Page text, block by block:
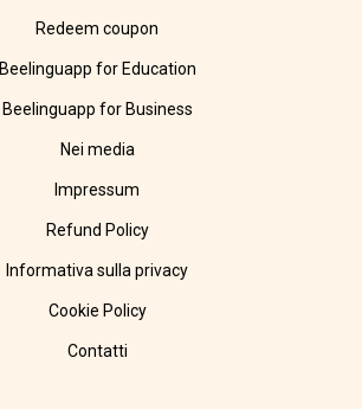
Redeem coupon
Beelinguapp for Education
Beelinguapp for Business
Nei media
Impressum
Refund Policy
Informativa sulla privacy
Cookie Policy
Contatti